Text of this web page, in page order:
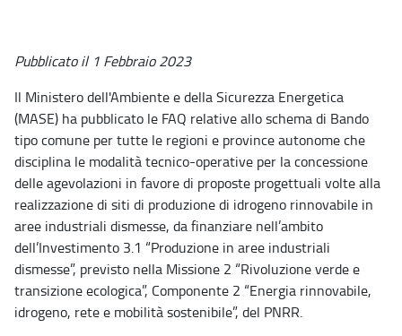
Pubblicato il 1 Febbraio 2023
Il Ministero dell'Ambiente e della Sicurezza Energetica
(MASE) ha pubblicato le FAQ relative allo schema di Bando
tipo comune per tutte le regioni e province autonome che
disciplina le modalità tecnico-operative per la concessione
delle agevolazioni in favore di proposte progettuali volte alla
realizzazione di siti di produzione di idrogeno rinnovabile in
aree industriali dismesse, da finanziare nell’ambito
dell’Investimento 3.1 “Produzione in aree industriali
dismesse”, previsto nella Missione 2 “Rivoluzione verde e
transizione ecologica”, Componente 2 “Energia rinnovabile,
idrogeno, rete e mobilità sostenibile”, del PNRR.